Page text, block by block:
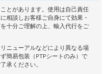
とがあります。使用は自己責任
相談しお客様ご自身にて効果・
十分ご理解の上、輸入代行をご
ニューアルなどにより異なる場
簡易包装（PTPシートのみ）で
承ください。